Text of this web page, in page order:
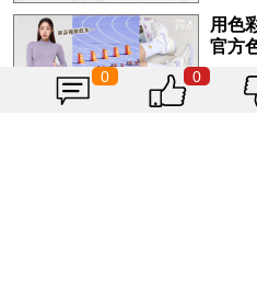
用色
官方
你從
2024-
0 0